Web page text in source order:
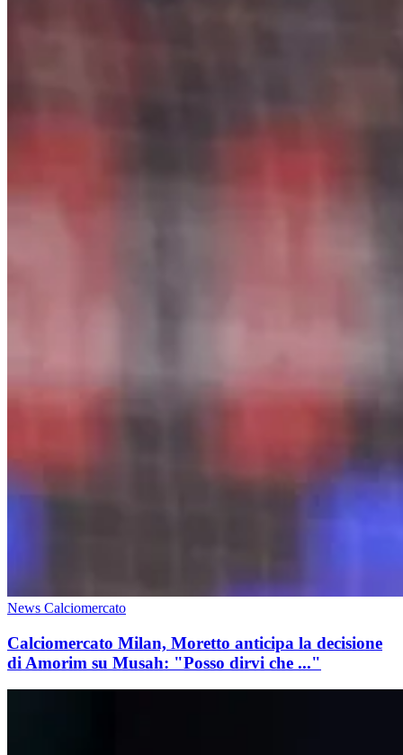
News Calciomercato
Calciomercato Milan, Moretto anticipa la decisione
di Amorim su Musah: "Posso dirvi che ..."